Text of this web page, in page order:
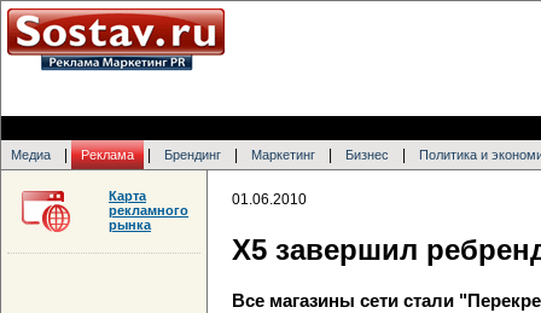
Медиа Реклама Брендинг Маркетинг Бизнес Политика и
01.06.2010
X5 завершил
Все магазины сети стали
Карта
рекламного
рынка